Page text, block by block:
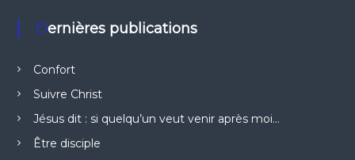
Dernières publications
Confort
Suivre Christ
Jésus dit : si quelqu’un veut venir après moi…
Être disciple